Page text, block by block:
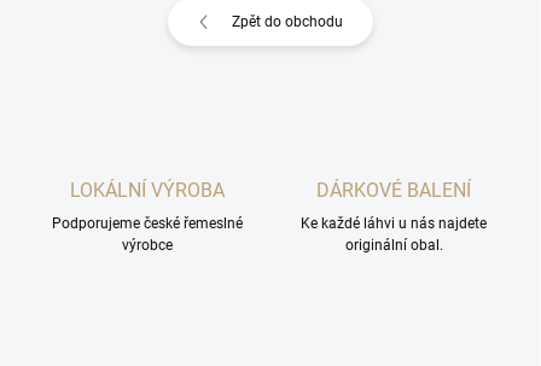
Zpět do obchodu
LOKÁLNÍ VÝROBA
Podporujeme české řemeslné
výrobce
DÁRKOVÉ BALENÍ
Ke každé láhvi u nás najdete
originální obal.